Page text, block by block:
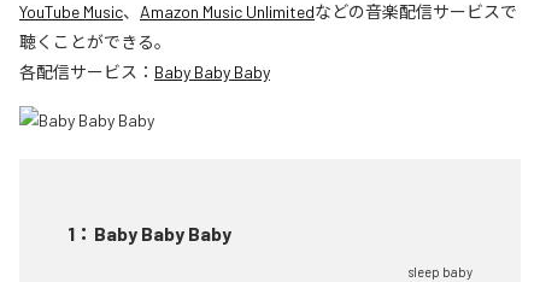
YouTube Music、 Amazon Music Unlimitedなどの音楽配信サービスで
聴くことができる。
各配信サービス： Baby Baby Baby
1 ： Baby Baby Baby
sleep baby